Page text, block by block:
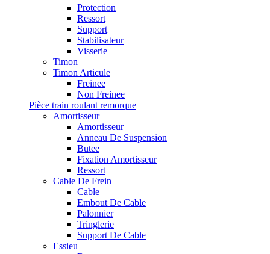
Protection
Ressort
Support
Stabilisateur
Visserie
Timon
Timon Articule
Freinee
Non Freinee
Pièce train roulant remorque
Amortisseur
Amortisseur
Anneau De Suspension
Butee
Fixation Amortisseur
Ressort
Cable De Frein
Cable
Embout De Cable
Palonnier
Tringlerie
Support De Cable
Essieu